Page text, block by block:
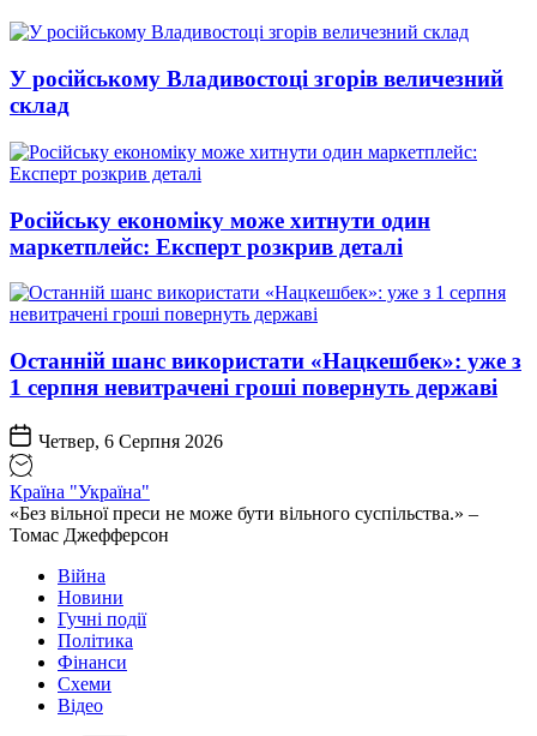
У російському Владивостоці згорів величезний
склад
Російську економіку може хитнути один
маркетплейс: Експерт розкрив деталі
Останній шанс використати «Нацкешбек»: уже з
1 серпня невитрачені гроші повернуть державі
Четвер, 6 Серпня 2026
Країна "Україна"
«Без вільної преси не може бути вільного суспільства.» –
Томас Джефферсон
Війна
Новини
Гучні події
Політика
Фінанси
Схеми
Відео